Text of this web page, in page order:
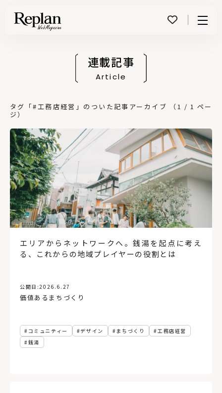
連載記事
Article
タグ「#工務店経営」のついた記事アーカイブ （1 / 1 ペー
ジ）
エリアからネットワークへ。銭湯を起点に考え
る、これからの地域プレイヤーの役割とは
公開日:2026.6.27
価値あるまちづくり
コミュニティー デザイン まちづくり
工務店経営
銭湯